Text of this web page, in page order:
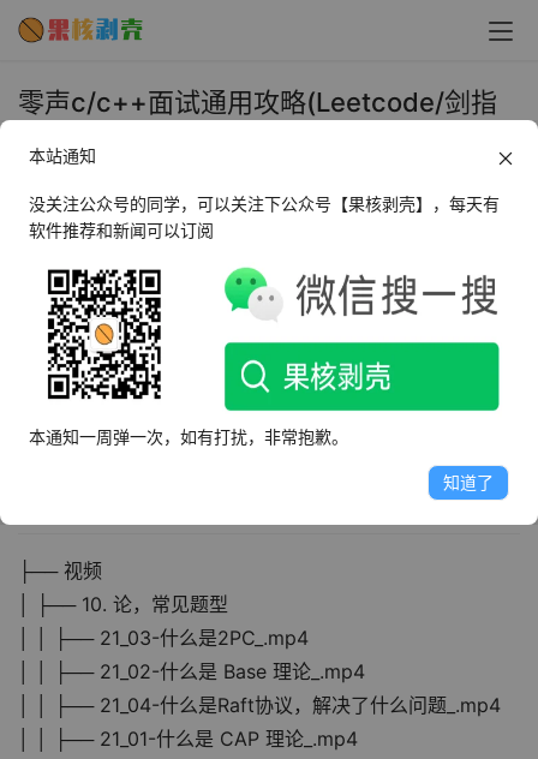
零声c/c++面试通用攻略(Leetcode/剑指
2025年5月28日 上午11:59 • 学习视频
课程介绍
c/c++语言、设计模式、算法和数据架构、操作系统 、数
据库、网络、分布式、集群、设计方案等主流技术面试题进
行全面讲解
├── 视频
│ ├── 10. 论，常见题型
│ │ ├── 21_03-什么是2PC_.mp4
│ │ ├── 21_02-什么是 Base 理论_.mp4
│ │ ├── 21_04-什么是Raft协议，解决了什么问题_.mp4
│ │ ├── 21_01-什么是 CAP 理论_.mp4
本站通知
没关注公众号的同学，可以关注下公众号【果核剥壳】，每天有
软件推荐和新闻可以订阅
本通知一周弹一次，如有打扰，非常抱歉。
知道了